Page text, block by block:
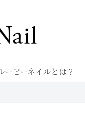
ービーネイルとは？